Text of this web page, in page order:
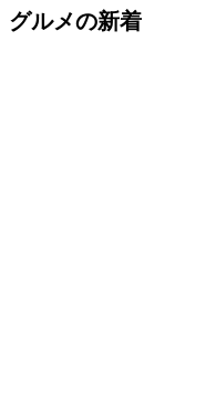
グルメの新着